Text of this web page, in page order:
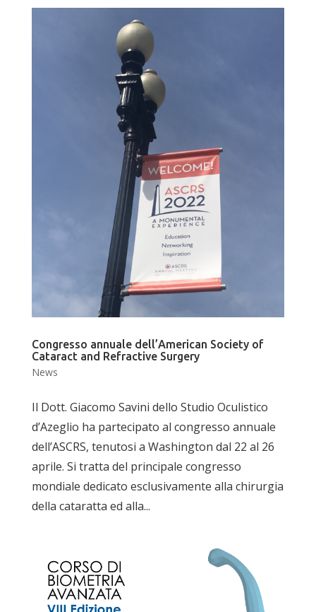
Congresso annuale dell’American Society of
Cataract and Refractive Surgery
News
Il Dott. Giacomo Savini dello Studio Oculistico
d’Azeglio ha partecipato al congresso annuale
dell’ASCRS, tenutosi a Washington dal 22 al 26
aprile. Si tratta del principale congresso
mondiale dedicato esclusivamente alla chirurgia
della cataratta ed alla...